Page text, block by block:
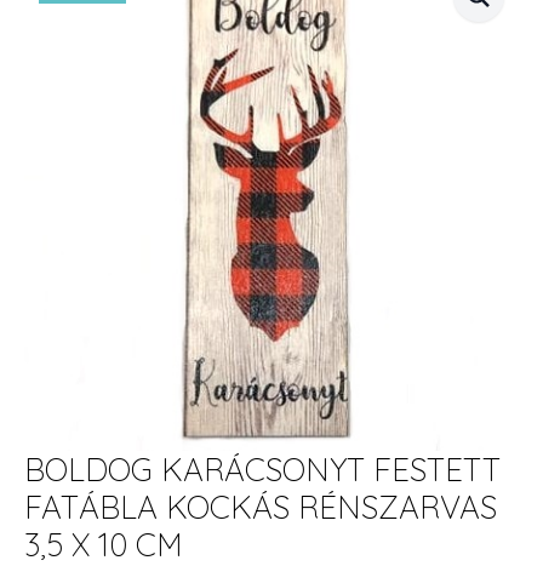
BOLDOG KARÁCSONYT FESTETT
FATÁBLA KOCKÁS RÉNSZARVAS
3,5 X 10 CM